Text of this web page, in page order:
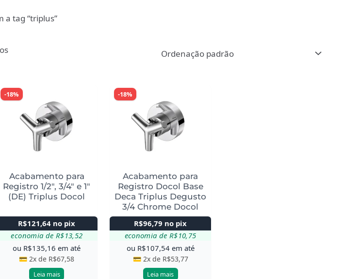
a tag “triplus”
-18%
Acabamento para
Registro 1/2″, 3/4″ e 1″
(DE) Triplus Docol
R$121,64 no pix
economia de R$13,52
ou R$135,16 em até
💳 2x de R$67,58
Leia mais
-18%
Acabamento para
Registro Docol Base
Deca Triplus Degusto
3/4 Chrome Docol
R$96,79 no pix
economia de R$10,75
ou R$107,54em até
💳 2x de R$53,77
Leia mais